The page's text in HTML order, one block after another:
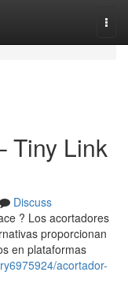
Tiny Link
Discuss
? Los acortadores
proporcionan
en plataformas
acortador-